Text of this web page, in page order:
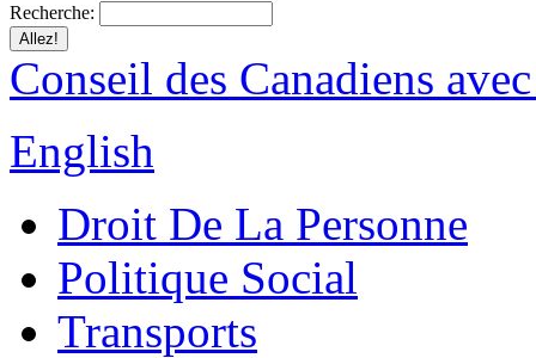
Recherche:
Conseil des Canadiens
English
Droit De La Personne
Politique Social
Transports